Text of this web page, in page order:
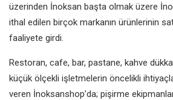
üzerinden İnoksan başta olmak üzere
ithal edilen birçok markanın ürünlerinin
faaliyete girdi.
Restoran, cafe, bar, pastane, kahve
küçük ölçekli işletmelerin öncelikli
veren İnoksanshop’da; pişirme